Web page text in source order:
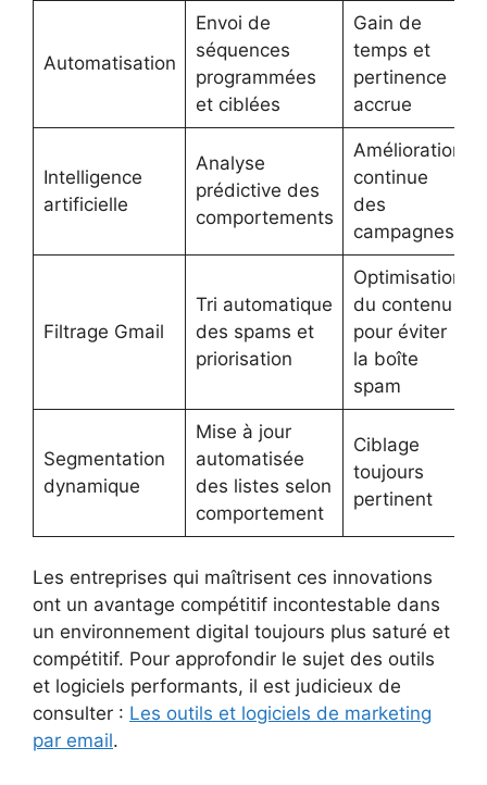
Automatisation
Envoi de
séquences
programmées
et ciblées
Gain de
temps et
pertinence
accrue
Intelligence
artificielle
Analyse
prédictive des
comportements
Amélioration
continue
des
campagnes
Filtrage Gmail
Tri automatique
des spams et
priorisation
Optimisation
du contenu
pour éviter
la boîte
spam
Segmentation
dynamique
Mise à jour
automatisée
des listes selon
comportement
Ciblage
toujours
pertinent
Les entreprises qui maîtrisent ces innovations
ont un avantage compétitif incontestable dans
un environnement digital toujours plus saturé et
compétitif. Pour approfondir le sujet des outils
et logiciels performants, il est judicieux de
consulter : Les outils et logiciels de marketing
par email.